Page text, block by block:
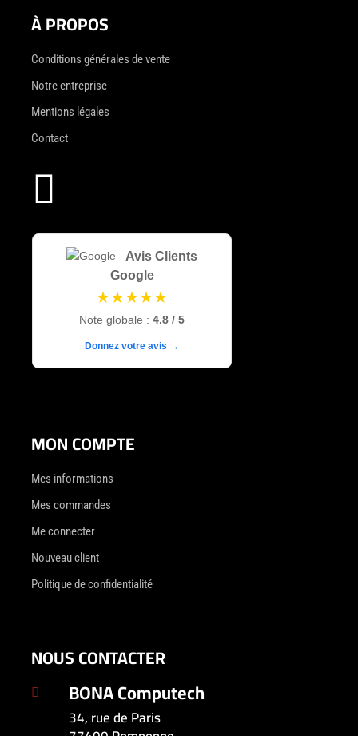
À PROPOS
Conditions générales de vente
Notre entreprise
Mentions légales
Contact

Avis Clients
Google
★★★★★
Note globale : 4.8 / 5
Donnez votre avis →
MON COMPTE
Mes informations
Mes commandes
Me connecter
Nouveau client
Politique de confidentialité
NOUS CONTACTER
 BONA Computech
34, rue de Paris